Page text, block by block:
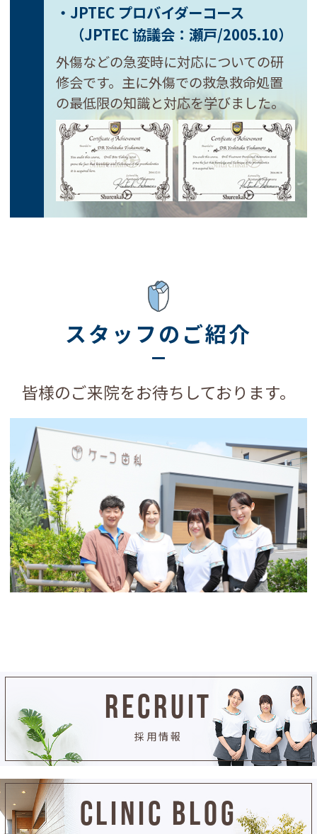
・JPTEC プロバイダーコース
（JPTEC 協議会：瀬戸/2005.10）
外傷などの急変時に対応についての研
修会です。主に外傷での救急救命処置
の最低限の知識と対応を学びました。
スタッフのご紹介
皆様のご来院をお待ちしております。
RECRUIT
採用情報
CLINIC BLOG